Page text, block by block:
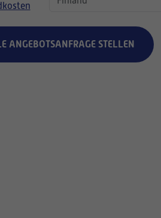
ANGEBOTSANFRAGE STELLEN